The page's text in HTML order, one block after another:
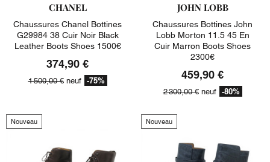
CHANEL
Chaussures Chanel Bottines
G29984 38 Cuir Noir Black
Leather Boots Shoes 1500€
374,90 €
1 500,00 €neuf -75%
JOHN LOBB
Chaussures Bottines John
Lobb Morton 11.5 45 En
Cuir Marron Boots Shoes
2300€
459,90 €
2 300,00 €neuf -80%
Nouveau Nouveau